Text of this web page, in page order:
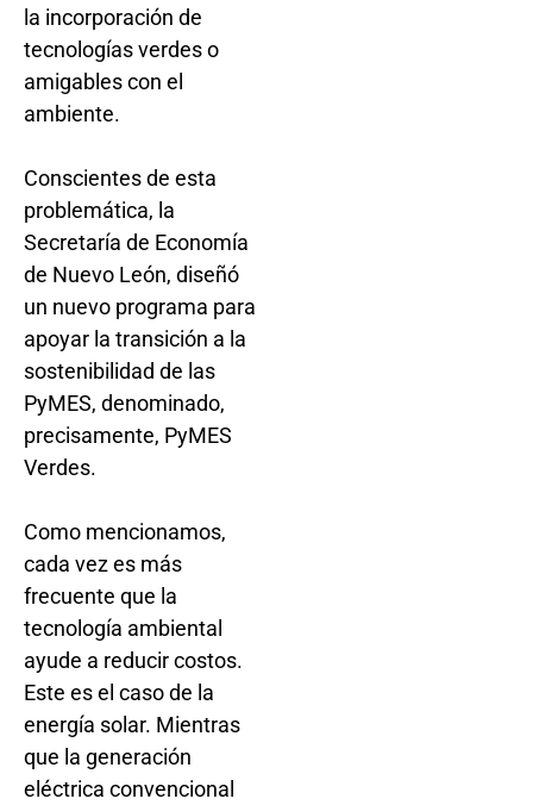
la incorporación de
tecnologías verdes o
amigables con el
ambiente.
Conscientes de esta
problemática, la
Secretaría de Economía
de Nuevo León, diseñó
un nuevo programa para
apoyar la transición a la
sostenibilidad de las
PyMES, denominado,
precisamente, PyMES
Verdes.
Como mencionamos,
cada vez es más
frecuente que la
tecnología ambiental
ayude a reducir costos.
Este es el caso de la
energía solar. Mientras
que la generación
eléctrica convencional